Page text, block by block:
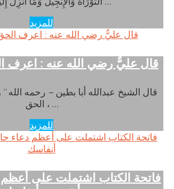
للمزيد
قال عليٌّ رضي الله عنه : اعرف
قال الشيخ عبدالله أبا بطين – رحمه الله ”
الحق ، …
للمزيد
فاتحة الكتاب اشتملت على أعظم